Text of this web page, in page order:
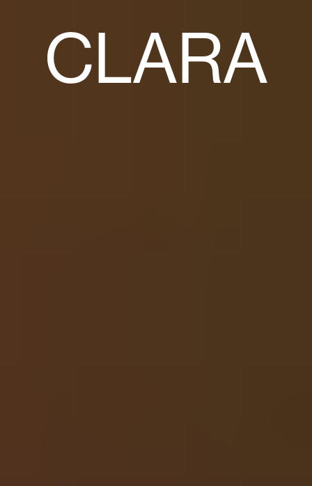
CLARA